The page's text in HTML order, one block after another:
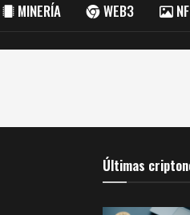
MINERÍA WEB3
Últimas